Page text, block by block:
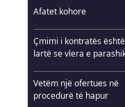
Afatet kohore
Çmimi i kontratës
lartë se vlera e
Vetëm një ofertues në
procedurë të hapur